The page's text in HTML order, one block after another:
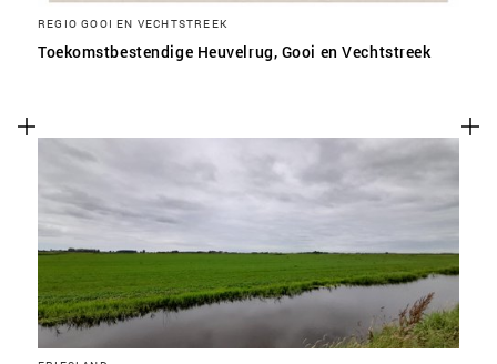
REGIO GOOI EN VECHTSTREEK
Toekomstbestendige Heuvelrug, Gooi en Vechtstreek